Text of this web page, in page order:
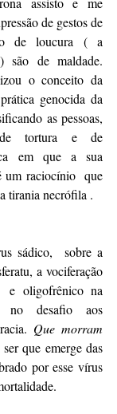
de gestos de
de loucura ( a
são de maldade.
o conceito da
genocida da
as pessoas,
de tortura e de
em que a sua
um raciocínio  que
tirania necrófila .
sádico,  sobre a
a vociferação
e oligofrênico na
desafio aos
Que morram
que emerge das
por esse vírus